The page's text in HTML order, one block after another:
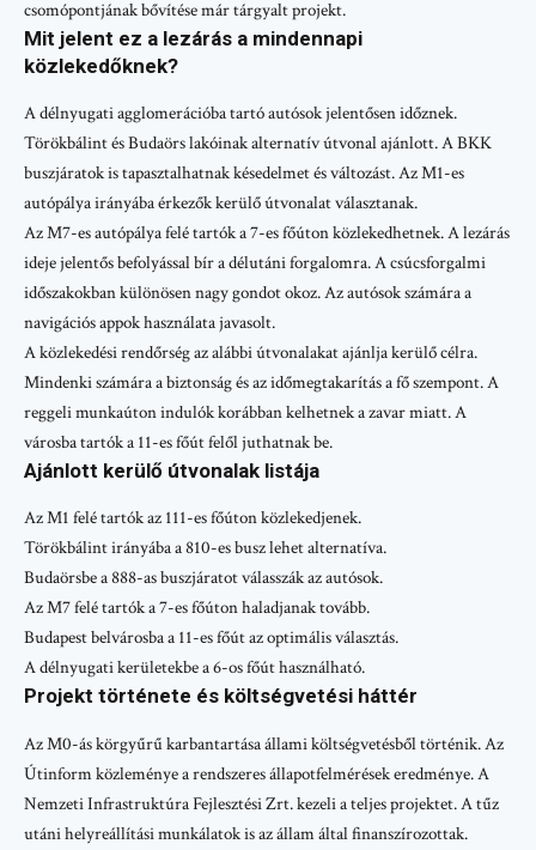
csomópontjának bővítése már tárgyalt projekt.
Mit jelent ez a lezárás a mindennapi
közlekedőknek?
A délnyugati agglomerációba tartó autósok jelentősen időznek.
Törökbálint és Budaörs lakóinak alternatív útvonal ajánlott. A BKK
buszjáratok is tapasztalhatnak késedelmet és változást. Az M1-es
autópálya irányába érkezők kerülő útvonalat választanak.
Az M7-es autópálya felé tartók a 7-es főúton közlekedhetnek. A lezárás
ideje jelentős befolyással bír a délutáni forgalomra. A csúcsforgalmi
időszakokban különösen nagy gondot okoz. Az autósok számára a
navigációs appok használata javasolt.
A közlekedési rendőrség az alábbi útvonalakat ajánlja kerülő célra.
Mindenki számára a biztonság és az időmegtakarítás a fő szempont. A
reggeli munkaúton indulók korábban kelhetnek a zavar miatt. A
városba tartók a 11-es főút felől juthatnak be.
Ajánlott kerülő útvonalak listája
Az M1 felé tartók az 111-es főúton közlekedjenek.
Törökbálint irányába a 810-es busz lehet alternatíva.
Budaörsbe a 888-as buszjáratot válasszák az autósok.
Az M7 felé tartók a 7-es főúton haladjanak tovább.
Budapest belvárosba a 11-es főút az optimális választás.
A délnyugati kerületekbe a 6-os főút használható.
Projekt története és költségvetési háttér
Az M0-ás körgyűrű karbantartása állami költségvetésből történik. Az
Útinform közleménye a rendszeres állapotfelmérések eredménye. A
Nemzeti Infrastruktúra Fejlesztési Zrt. kezeli a teljes projektet. A tűz
utáni helyreállítási munkálatok is az állam által finanszírozottak.